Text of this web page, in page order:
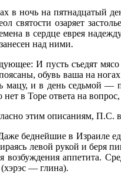
в ночь на
святости озаряет
в сердце еврея
над ними.
И пусть съедят
обувь ваша на
мацу, и в день седьмой —
в Торе ответа на вопрос,
этим описаниям, П.С.
беднейшие в Израиле
левой рукой и беря
аппетита.
— глина).